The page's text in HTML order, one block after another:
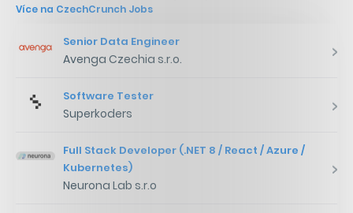
Více na CzechCrunch Jobs
Senior Data Engineer
Avenga Czechia s.r.o.
Software Tester
Superkoders
Full Stack Developer (.NET 8 / React / Azure /
Kubernetes)
Neurona Lab s.r.o